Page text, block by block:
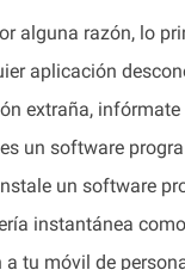
alguna razón, lo
aplicación
extraña,
un software
un software
instantánea